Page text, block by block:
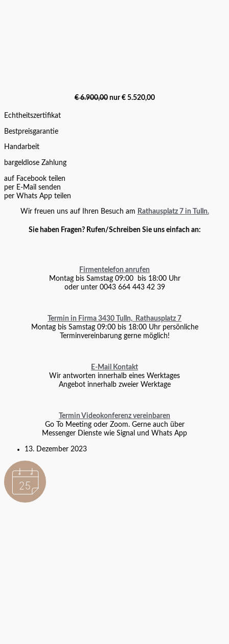
€ 6.900,00nur € 5.520,00
Echtheitszertifikat
Bestpreisgarantie
Handarbeit
bargeldlose Zahlung
auf Facebook teilen
per E-Mail senden
per Whats App teilen
Wir freuen uns auf Ihren Besuch am Rathausplatz 7 in Tulln.
Sie haben Fragen? Rufen/Schreiben Sie uns einfach an:
Firmentelefon anrufen
Montag bis Samstag 09:00 bis 18:00 Uhr
oder unter 0043 664 443 42 39
Termin in Firma 3430 Tulln, Rathausplatz 7
Montag bis Samstag 09:00 bis 18:00 Uhr persönliche
Terminvereinbarung gerne möglich!
E-Mail Kontakt
Wir antworten innerhalb eines Werktages
Angebot innerhalb zweier Werktage
Termin Videokonferenz vereinbaren
Go To Meeting oder Zoom. Gerne auch über
Messenger Dienste wie Signal und Whats App
13. Dezember 2023